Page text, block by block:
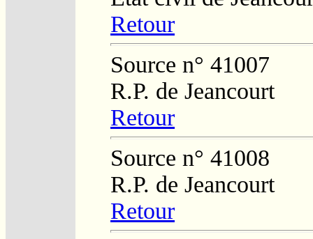
Retour
Source n° 41007
R.P. de Jeancourt
Retour
Source n° 41008
R.P. de Jeancourt
Retour